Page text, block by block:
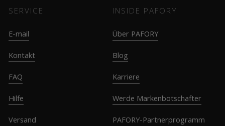
SERVICE
E-mail
Kontakt
FAQ
Hilfe
Versand
INSIDE PAFORY
Über PAFORY
Blog
Karriere
Werde Markenbotschafter
PAFORY-Partnerprogramm